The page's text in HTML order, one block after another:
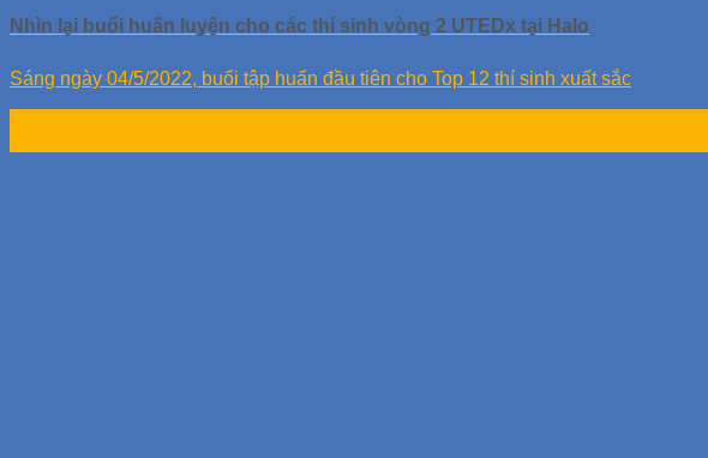
Nhìn lại buổi huấn luyện cho các thí sinh vòng 2 UTEDx tại Halo
Sáng ngày 04/5/2022, buổi tập huấn đầu tiên cho Top 12 thí sinh xuất sắc